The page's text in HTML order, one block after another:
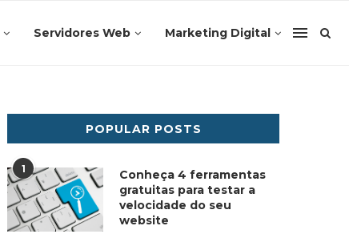
Servidores Web Marketing Digital
POPULAR POSTS
1
Conheça 4 ferramentas
gratuitas para testar a
velocidade do seu
website